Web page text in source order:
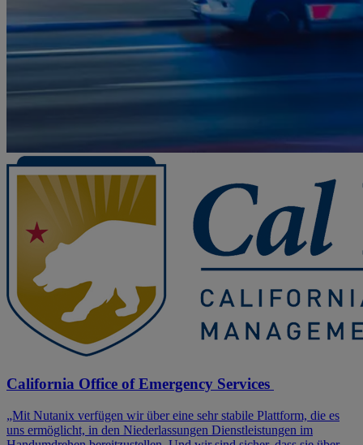
California Office of Emergency Services
„Mit Nutanix verfügen wir über eine sehr stabile Plattform, die es
uns ermöglicht, in den Niederlassungen Dienstleistungen im